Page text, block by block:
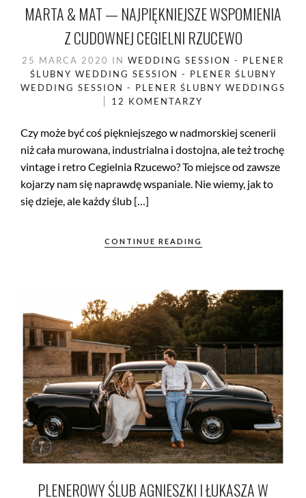
MARTA & MAT — NAJPIĘKNIEJSZE WSPOMIENIA
Z CUDOWNEJ CEGIELNI RZUCEWO
25 MARCA 2020 IN WEDDING SESSION - PLENER
ŚLUBNY WEDDING SESSION - PLENER ŚLUBNY
WEDDING SESSION - PLENER ŚLUBNY WEDDINGS
12 KOMENTARZY
Czy może być coś piękniejszego w nadmorskiej scenerii
niż cała murowana, industrialna i dostojna, ale też trochę
vintage i retro Cegielnia Rzucewo? To miejsce od zawsze
kojarzy nam się naprawdę wspaniale. Nie wiemy, jak to
się dzieje, ale każdy ślub […]
CONTINUE READING
PLENEROWY ŚLUB AGNIESZKI I ŁUKASZA W